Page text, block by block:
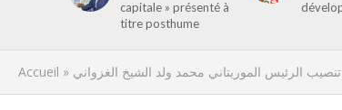
capitale » présenté à
titre posthume
Accueil » الرئيس الموريتاني محمد ولد الشيخ الغزواني